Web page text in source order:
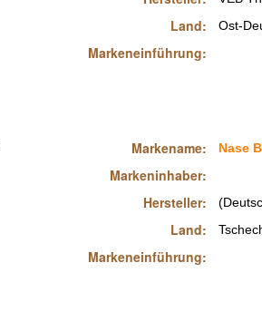
Land:
Markeneinführung:
Ost-
Nase
Markename:
Markeninhaber:
Hersteller:
Land:
Markeneinführung: